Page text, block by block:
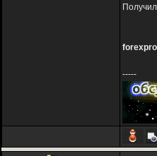
Получил
-----